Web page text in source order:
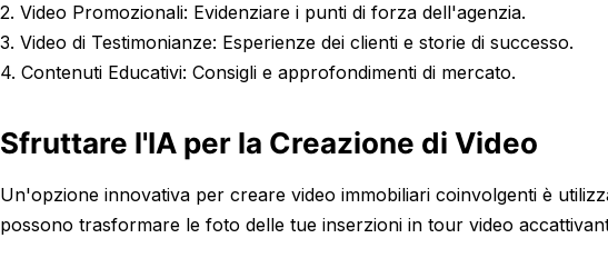
2. Video Promozionali: Evidenziare i punti di forza dell'agenzia.
3. Video di Testimonianze: Esperienze dei clienti e storie di successo.
4. Contenuti Educativi: Consigli e approfondimenti di mercato.
Sfruttare l'IA per la Creazione di Video
Un'opzione innovativa per creare video immobiliari coinvolgenti è
possono trasformare le foto delle tue inserzioni in tour video